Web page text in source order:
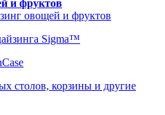
и фруктов
овощей и фруктов
Sigma™
столов, корзины и другие